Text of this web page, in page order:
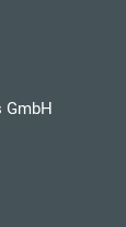
GmbH